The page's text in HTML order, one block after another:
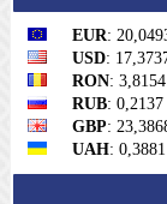
EUR:
USD:
RON:
RUB:
GBP:
UAH: